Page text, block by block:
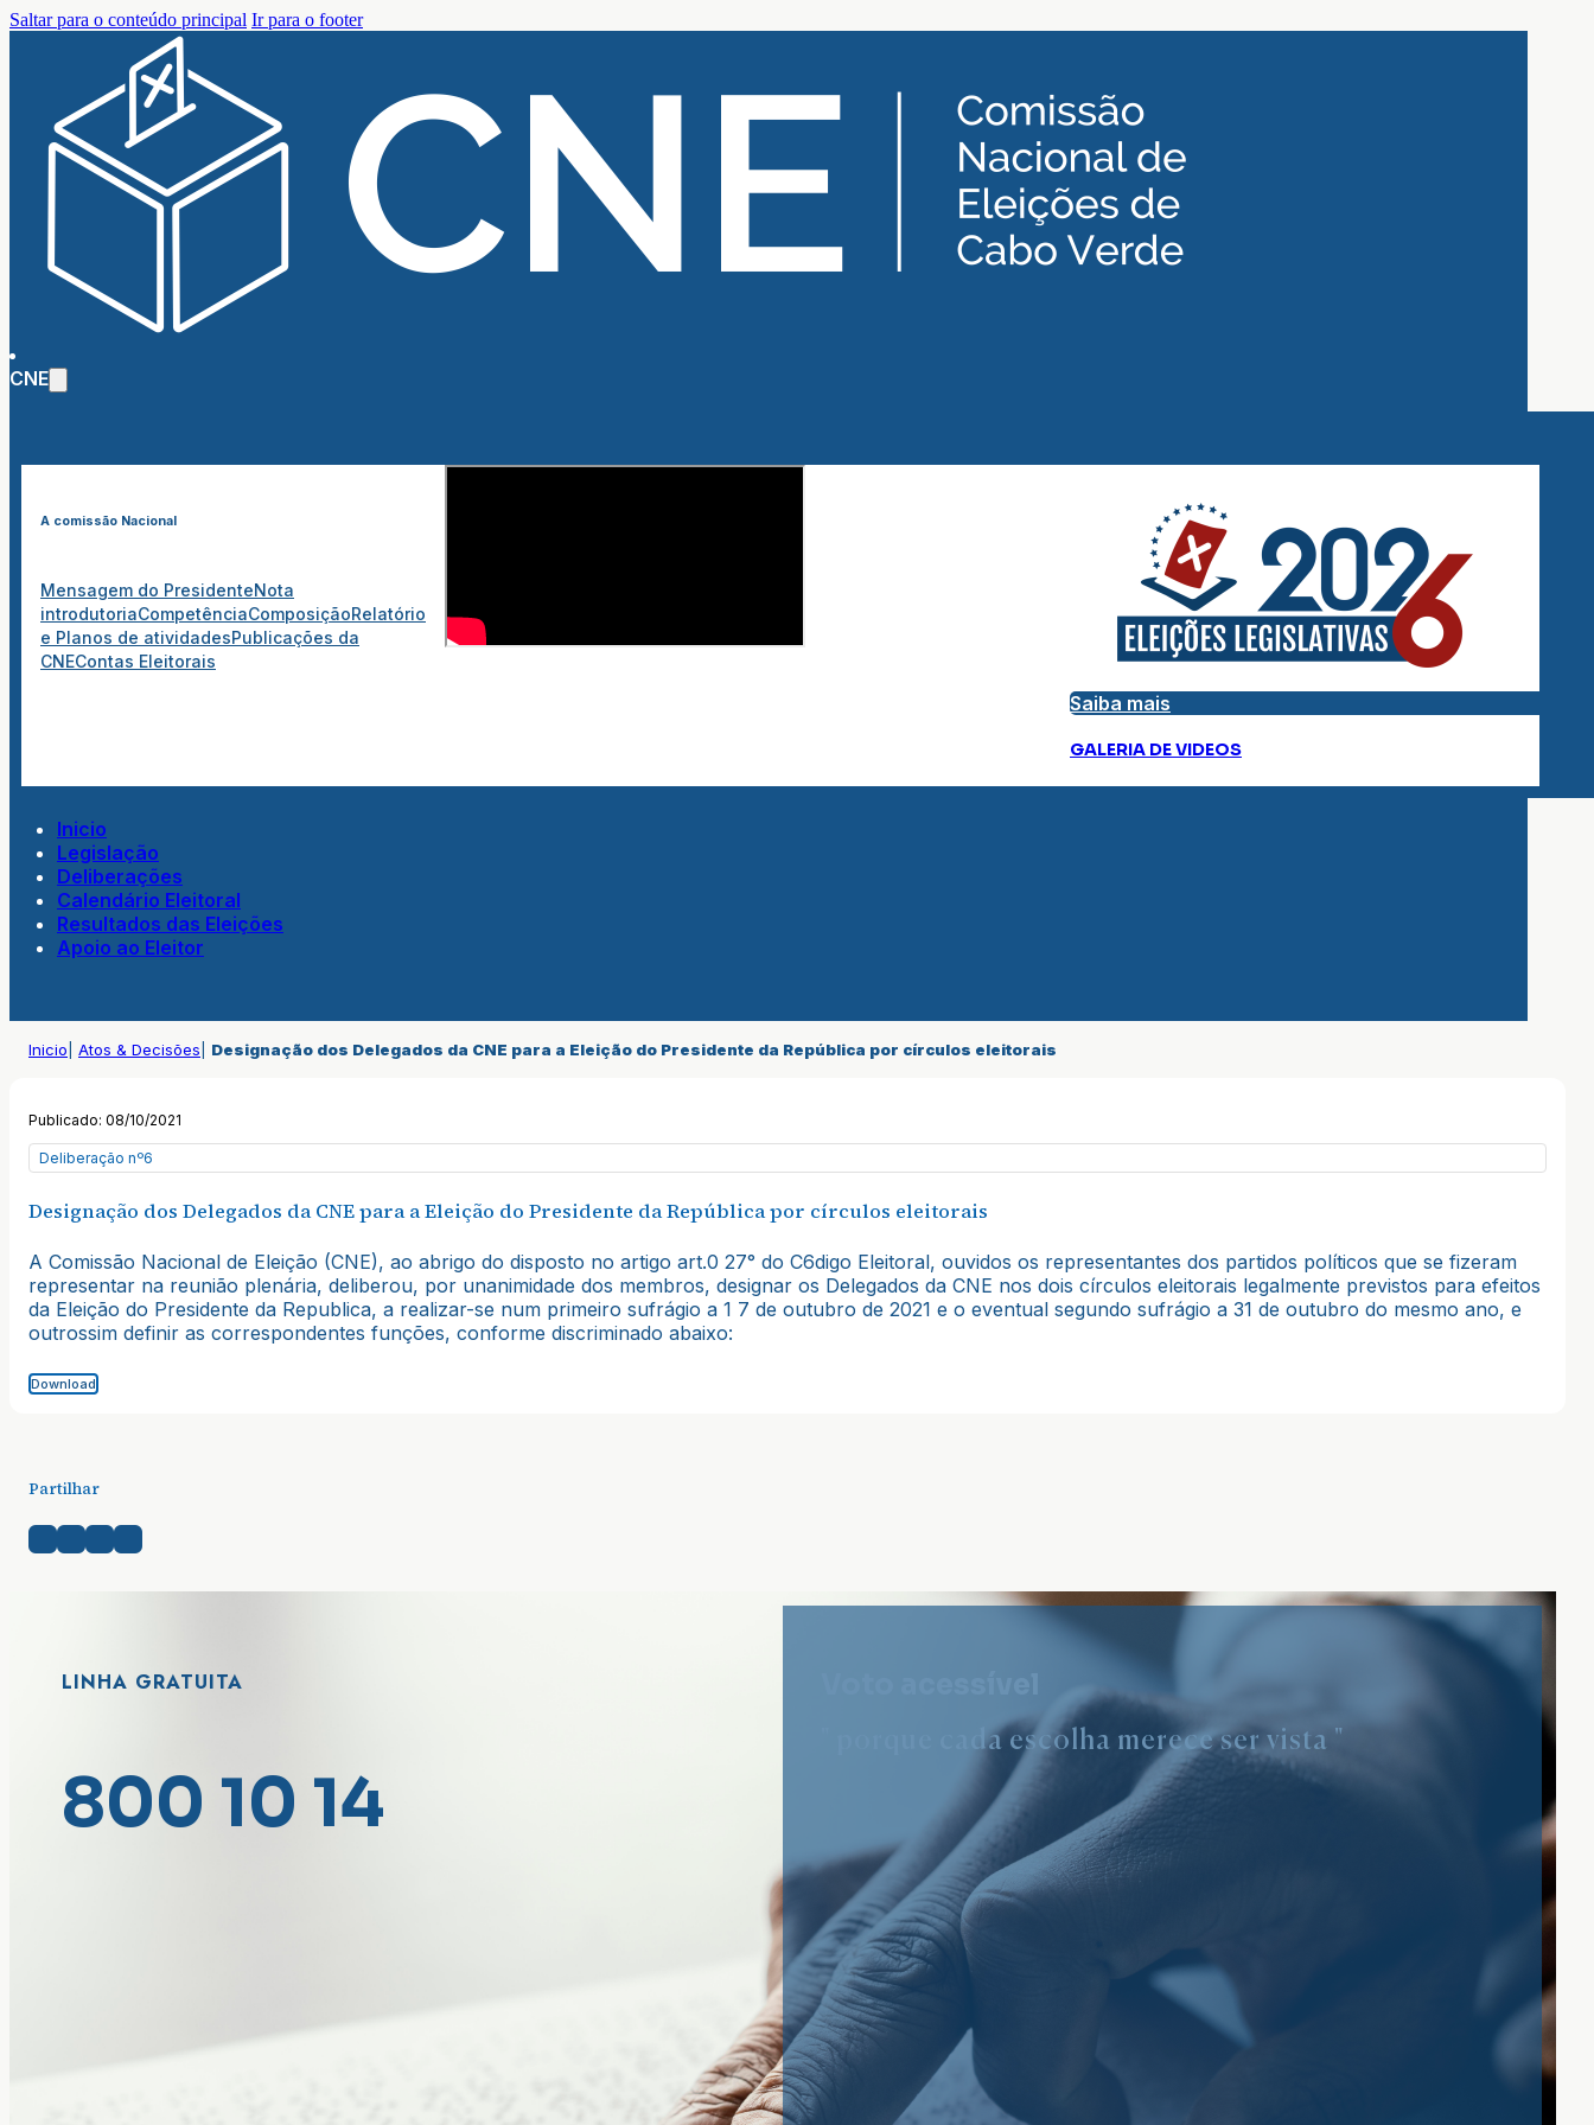
Saltar para o conteúdo principal Ir para o footer
CNE
A comissão Nacional
Mensagem do PresidenteNota
introdutoriaCompetênciaComposiçãoRelatório
e Planos de atividadesPublicações da
CNEContas Eleitorais
Saiba mais
GALERIA DE VIDEOS
Inicio
Legislação
Deliberações
Calendário Eleitoral
Resultados das Eleições
Apoio ao Eleitor
Inicio Atos & Decisões Designação dos Delegados da CNE para a Eleição do Presidente da República por círculos eleitorais
Publicado: 08/10/2021
Deliberação nº6
Designação dos Delegados da CNE para a Eleição do Presidente da República por círculos eleitorais
A Comissão Nacional de Eleição (CNE), ao abrigo do disposto no artigo art.0 27° do C6digo Eleitoral, ouvidos os representantes dos partidos políticos que se fizeram
representar na reunião plenária, deliberou, por unanimidade dos membros, designar os Delegados da CNE nos dois círculos eleitorais legalmente previstos para efeitos
da Eleição do Presidente da Republica, a realizar-se num primeiro sufrágio a 1 7 de outubro de 2021 e o eventual segundo sufrágio a 31 de outubro do mesmo ano, e
outrossim definir as correspondentes funções, conforme discriminado abaixo:
Download
Partilhar
LINHA GRATUITA
800 10 14
" porque cada escolha merece ser vista "